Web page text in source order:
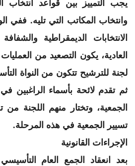
يجب التمييز بين قواعد انتخاب
وانتخاب المكاتب التي تليه. ففي
الانتخابات الديمقراطية
العادية، يكون التصعيد من
لجنة للترشيح تتكون من النواة
ثم تقدم لائحة بأسماء الراغبين
الجمعية، وتختار منهم اللجنة
تسيير الجمعية في هذه المرحلة.
الإجراءات القانونية
بعد انعقاد الجمع العام